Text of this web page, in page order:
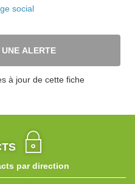
social
UNE ALERTE
à jour de cette fiche
par direction